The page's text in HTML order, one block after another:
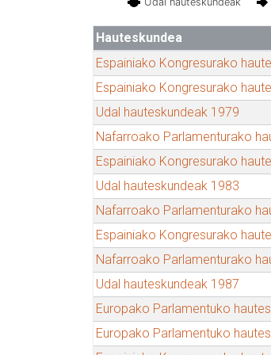
Hauteskundea
Espainiako Kongresurako
Espainiako Kongresurako
Udal hauteskundeak 1979
Nafarroako Parlamenturako
Espainiako Kongresurako
Udal hauteskundeak 1983
Nafarroako Parlamenturako
Espainiako Kongresurako
Nafarroako Parlamenturako
Udal hauteskundeak 1987
Europako Parlamentuko
Europako Parlamentuko